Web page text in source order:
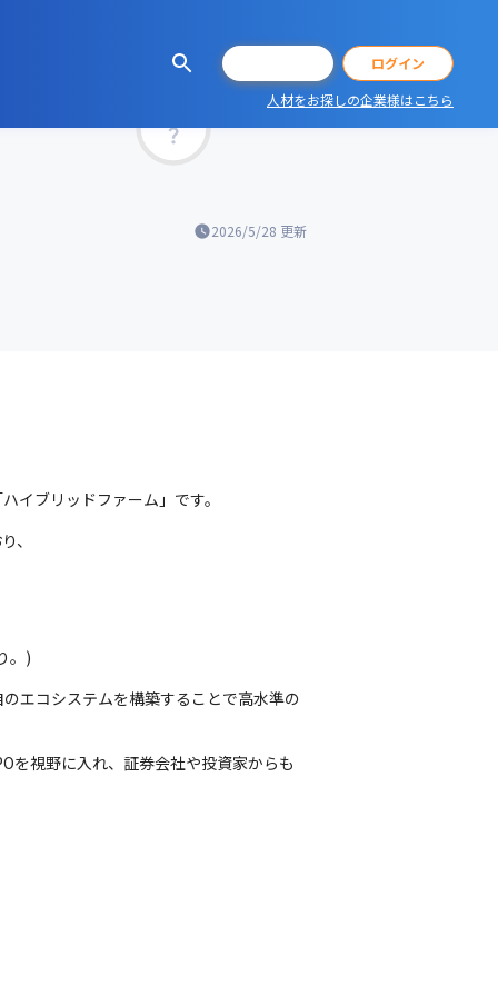
ログイン
人材をお探しの企業様はこちら
2026/5/28 更新
イブリッドファーム」です。
、
。)
エコシステムを構築することで高水準の
視野に入れ、証券会社や投資家からも